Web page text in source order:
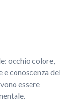
occhio colore,
e conoscenza del
essere